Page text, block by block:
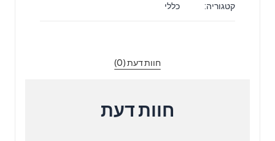
LCD+מגע
קטגוריה: כללי
חוות דעת (0)
חוות דעת